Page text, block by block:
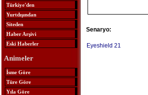
Türkiye'den
Yurtdışından
Siteden
Haber Arşivi
Eski Haberler
Animeler
İsme Göre
Türe Göre
Yıla Göre
Senaryo:
Eyeshield 21